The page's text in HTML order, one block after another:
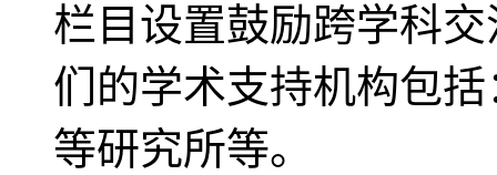
栏目设置鼓励跨学科
们的学术支持机构包
等研究所等。